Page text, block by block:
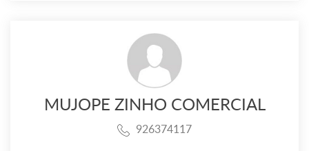
MUJOPE ZINHO COMERCIAL
926374117